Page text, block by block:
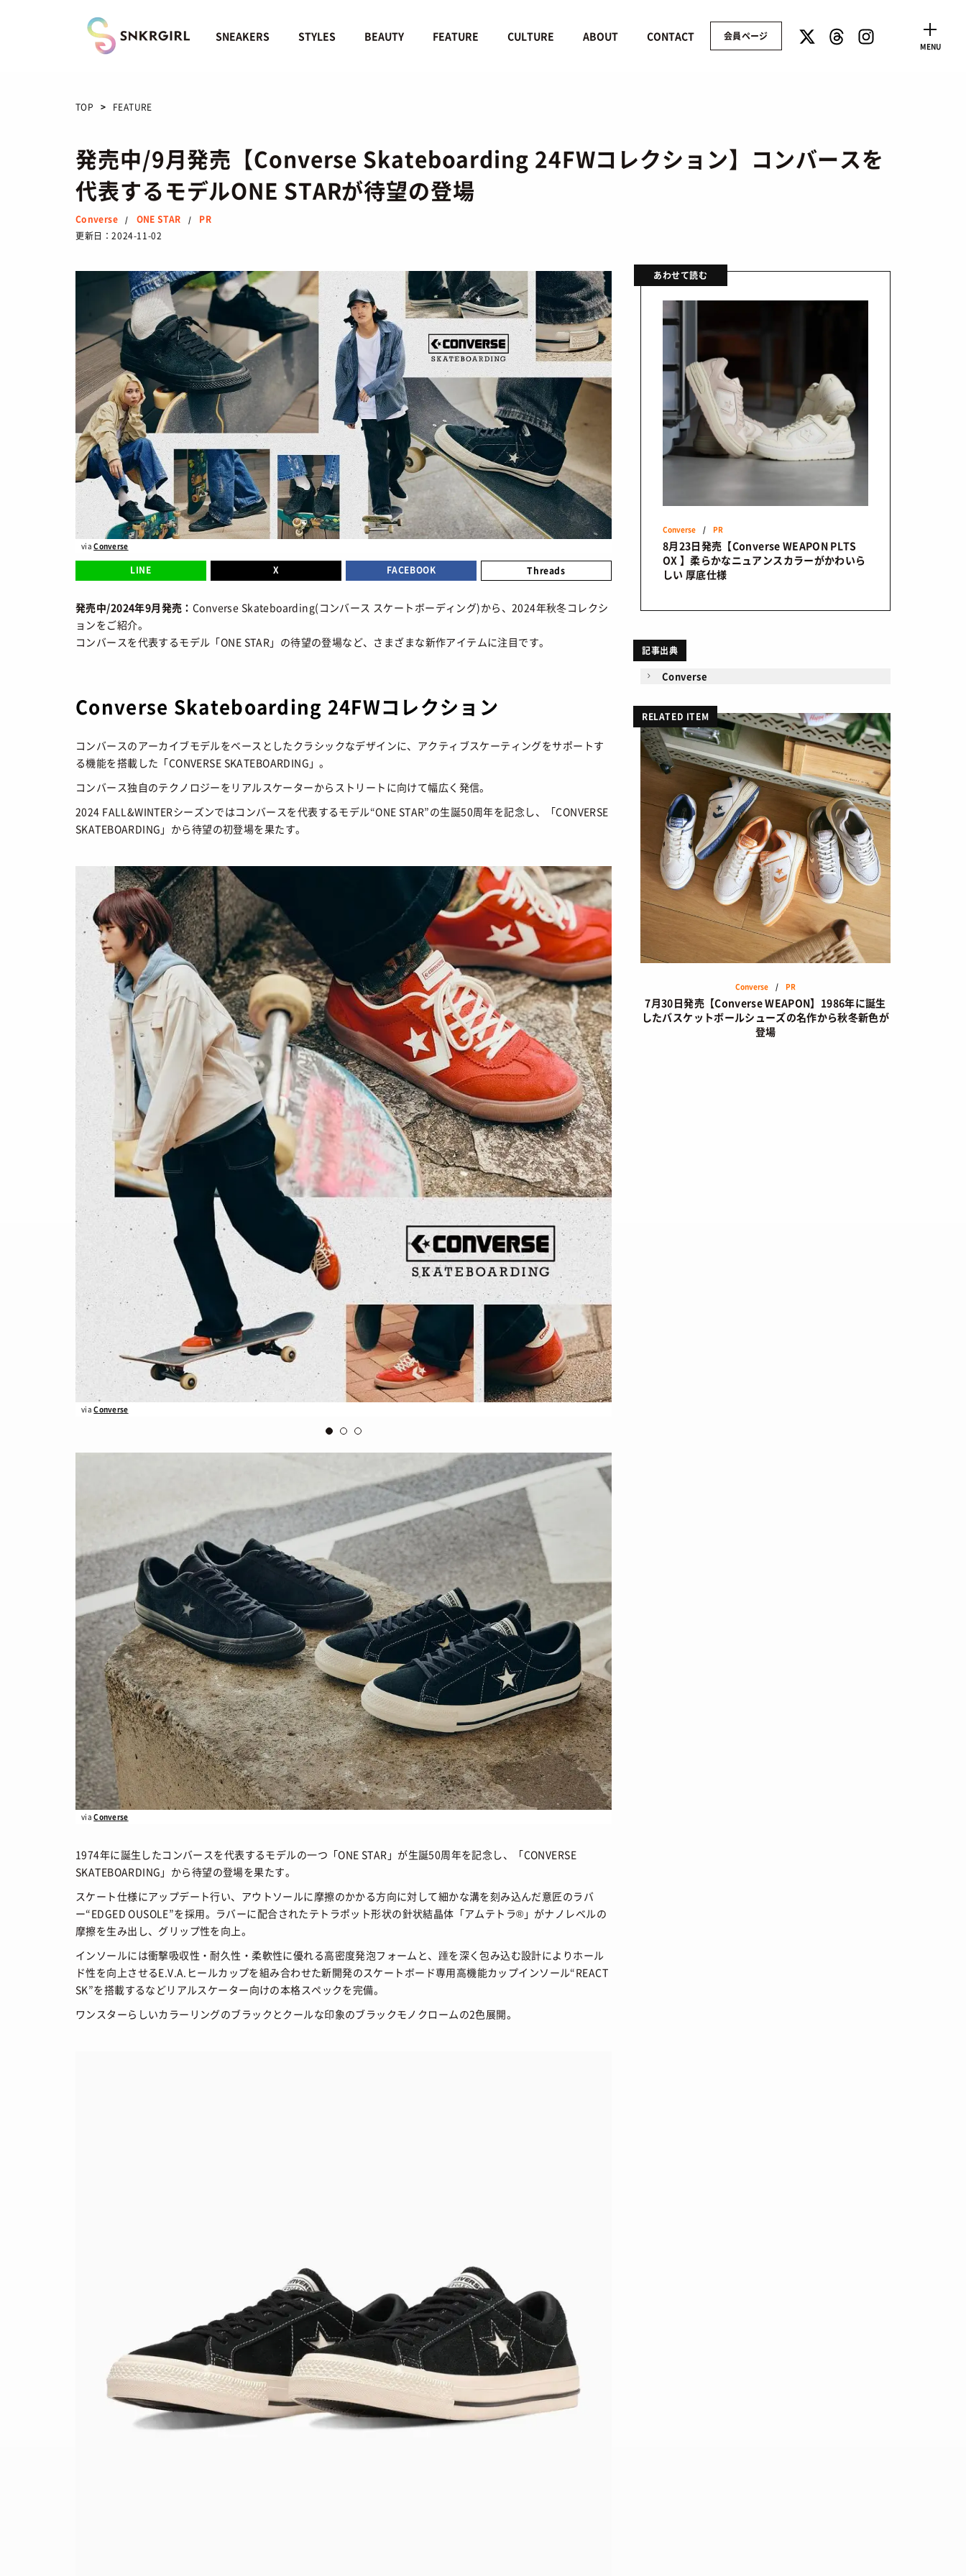
CLOSE
トレンドワード
骨格タイプ別
Air Rift
コラボ
Nike
ASICS
New Balance
Salomon
SNEAKERS
/ スニーカートップ
BRANDS / ブランドから探す
COLORS / カラーで探す
CALENDAR/ 発売日カレンダー
STYLES
TOP/ スタイルトップ
STYLE IDEA/ コーデのアイデア
STYLE SNAP / ストリートスナップ
BEAUTY
TOP / ビューティートップ
COSMETICS/ コスメアイテム
SNEAKER MIX/ スニーカーMIX
KOREAN COSME/ 韓国コスメ
MAKE UP/ チュートリアル
FEATURE
COLUMNS/ コラム
FASHION/ ファション
HOW TO/ あれこれハウツー
CULTURE
MUSIC / 音楽
MOVIE/ 映画・ドラマ
FOOD/ 食文化
HISTORY/ 歴史
ABOUT
運営会社
プライバシーポリシー
会員ログイン
新規会員登録
SNEAKERS STYLES BEAUTY FEATURE CULTURE ABOUT CONTACT 会員ページ
MENU
TOP FEATURE
発売中/9月発売【Converse Skateboarding 24FWコレクション】コンバースを
代表するモデルONE STARが待望の登場
Converse/ ONE STAR / PR
更新日：2024-11-02
viaConverse
LINE X FACEBOOK Threads
発売中/2024年9月発売： Converse Skateboarding(コンバース スケートボーディング)から、2024年秋冬コレクシ
ョンをご紹介。
コンバースを代表するモデル「ONE STAR」の待望の登場など、さまざまな新作アイテムに注目です。
Converse Skateboarding 24FWコレクション
コンバースのアーカイブモデルをベースとしたクラシックなデザインに、アクティブスケーティングをサポートす
る機能を搭載した「CONVERSE SKATEBOARDING」。
コンバース独自のテクノロジーをリアルスケーターからストリートに向けて幅広く発信。
2024 FALL&WINTERシーズンではコンバースを代表するモデル“ONE STAR”の生誕50周年を記念し、「CONVERSE
SKATEBOARDING」から待望の初登場を果たす。
viaConverse
viaConverse
1974年に誕生したコンバースを代表するモデルの一つ「ONE STAR」が生誕50周年を記念し、「CONVERSE
SKATEBOARDING」から待望の登場を果たす。
スケート仕様にアップデート行い、アウトソールに摩擦のかかる方向に対して細かな溝を刻み込んだ意匠のラバ
ー“EDGED OUSOLE”を採用。ラバーに配合されたテトラポット形状の針状結晶体「アムテトラ®」がナノレベルの
摩擦を生み出し、グリップ性を向上。
インソールには衝撃吸収性・耐久性・柔軟性に優れる高密度発泡フォームと、踵を深く包み込む設計によりホール
ド性を向上させるE.V.A.ヒールカップを組み合わせた新開発のスケートボード専用高機能カップインソール“REACT
SK”を搭載するなどリアルスケーター向けの本格スペックを完備。
ワンスターらしいカラーリングのブラックとクールな印象のブラックモノクロームの2色展開。
あわせて読む
Converse / PR
8月23日発売【Converse WEAPON PLTS
OX 】柔らかなニュアンスカラーがかわいら
しい 厚底仕様
記事出典
Converse
RELATED ITEM
Converse / PR
7月30日発売【Converse WEAPON】1986年に誕生
したバスケットボールシューズの名作から秋冬新色が
登場